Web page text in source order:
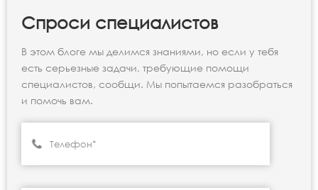
Спроси специалистов
В этом блоге мы делимся знаниями, но если у тебя
есть серьезные задачи, требующие помощи
специалистов, сообщи. Мы попытаемся разобраться
и помочь вам.